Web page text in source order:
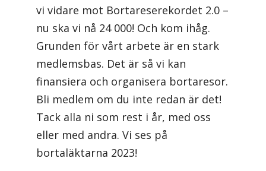
vi vidare mot Bortareserekordet 2.0 –
nu ska vi nå 24 000! Och kom ihåg.
Grunden för vårt arbete är en stark
medlemsbas. Det är så vi kan
finansiera och organisera bortaresor.
Bli medlem om du inte redan är det!
Tack alla ni som rest i år, med oss
eller med andra. Vi ses på
bortaläktarna 2023!